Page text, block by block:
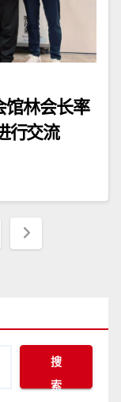
馆林会长率
行交流
搜
索